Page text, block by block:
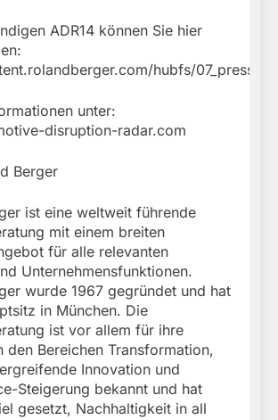
ADR14 können Sie hier
hubfs/07_presse/
unter:
disruption-radar.com
Berger
ist eine weltweit führende
mit einem breiten
für alle relevanten
Unternehmensfunktionen.
wurde 1967 gegründet und hat
in München. Die
ist vor allem für ihre
den Bereichen Transformation,
Innovation und
Steigerung bekannt und hat
gesetzt, Nachhaltigkeit in all